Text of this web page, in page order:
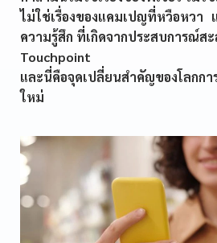
ไม่ใช่เรื่องของแคมเปญที่หวือหวา
ความรู้สึก ที่เกิดจากประสบการณ์ส
Touchpoint
และนี่คือจุดเปลี่ยนสำคัญของโลกกา
ใหม่